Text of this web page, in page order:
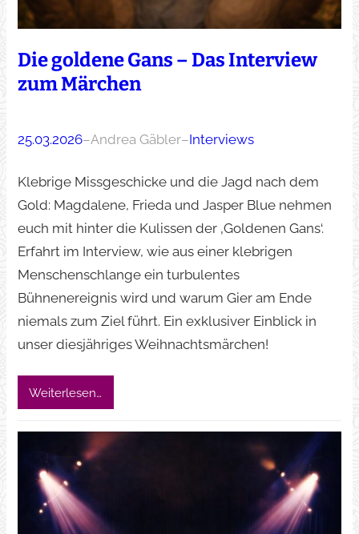
Die goldene Gans – Das Interview
zum Märchen
25.03.2026–Andrea Gäbler–Interviews
Klebrige Missgeschicke und die Jagd nach dem
Gold: Magdalene, Frieda und Jasper Blue nehmen
euch mit hinter die Kulissen der ‚Goldenen Gans‘.
Erfahrt im Interview, wie aus einer klebrigen
Menschenschlange ein turbulentes
Bühnenereignis wird und warum Gier am Ende
niemals zum Ziel führt. Ein exklusiver Einblick in
unser diesjähriges Weihnachtsmärchen!
Weiterlesen…